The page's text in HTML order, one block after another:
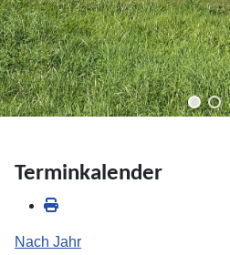
Terminkalender
Nach Jahr